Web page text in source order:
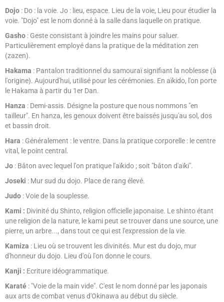
Dojo : Do : la voie. Jo : lieu, espace. Lieu de la voie, Lieu pour étudier la
voie. "Dojo" est le nom donné à la salle dans laquelle on pratique.
Gasho : Geste consistant à joindre les mains pour saluer.
Particulièrement employé dans la pratique de la méditation zen
(zazen).
Hakama : Pantalon traditionnel du samouraï signifiant la noblesse (à
l'origine). Aujourd'hui, utilisé pour les cérémonies. En aïkido, l'on porte
le Hakama à partir du 1er Dan.
Hanza : Demi-assis. Désigne la posture que nous nommons "en
tailleur". En hanza, les genoux doivent être baissés jusqu'au sol, dos
et bassin droit.
Hara : Généralement : le ventre. Dans la pratique corporelle : le centre
vital, le point central.
Jo : Bâton avec lequel l'on pratique l'aïkido ; soit "bâton d'aïki".
Joseki : Mur sud du dojo. Place de rang élevé.
Judo : Voie de la souplesse.
Kami : Divinité du Shinto, religion officielle japonaise. Le shinto étant
une religion de la nature, le kami peut se trouver dans une source, une
pierre, un arbre..., dans tout ce qui est l'expression de la vie.
Kamiza : Lieu où se trouvent les divinités. Mur est du dojo, mur
d'honneur du dojo. Lieu d'où l'on donne le cours.
Kanji : Ecriture idéogrammatique.
Karaté : "Voie de la main vide". C'est le nom donné par les japonais
aux arts de combat venus d'Okinawa au début du siècle.